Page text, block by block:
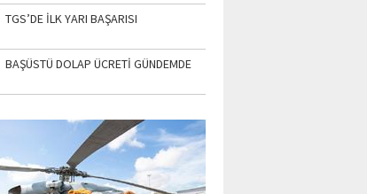
TGS’DE İLK YARI BAŞARISI
BAŞÜSTÜ DOLAP ÜCRETİ GÜNDEMDE
2020